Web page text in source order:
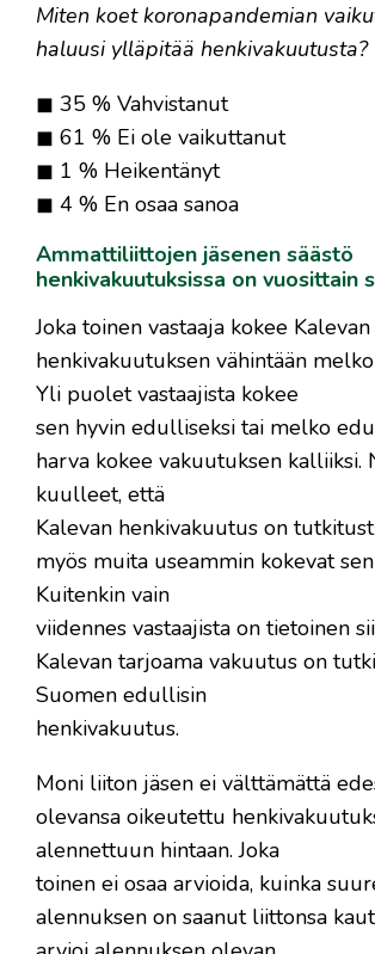
Miten koet koronapandemian
haluusi ylläpitää henkivakuutusta?
◼ 35 % Vahvistanut
◼ 61 % Ei ole vaikuttanut
◼ 1 % Heikentänyt
◼ 4 % En osaa sanoa
Ammattiliittojen jäsenen säästö
henkivakuutuksissa on vuosittain
Joka toinen vastaaja kokee Kalevan
henkivakuutuksen vähintään
Yli puolet vastaajista kokee
sen hyvin edulliseksi tai melko
harva kokee vakuutuksen kalliiksi.
kuulleet, että
Kalevan henkivakuutus on
myös muita useammin kokevat
Kuitenkin vain
viidennes vastaajista on tietoinen
Kalevan tarjoama vakuutus on
Suomen edullisin
henkivakuutus.
Moni liiton jäsen ei välttämättä
olevansa oikeutettu
alennettuun hintaan. Joka
toinen ei osaa arvioida, kuinka
alennuksen on saanut liittonsa